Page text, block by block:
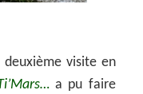
deuxième visite en
a pu faire